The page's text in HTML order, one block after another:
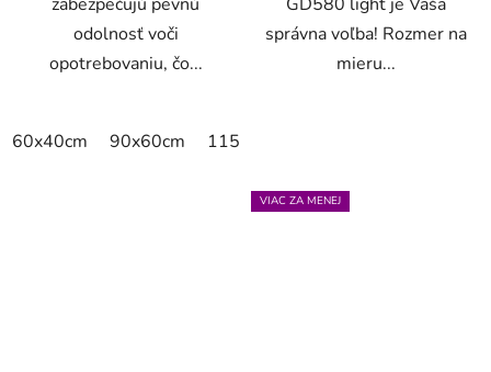
odolnosť voči
opotrebovaniu, čo...
60x40cm 90x60cm 115x115cm
správna voľba! Rozmer na
mieru...
VIAC ZA MENEJ